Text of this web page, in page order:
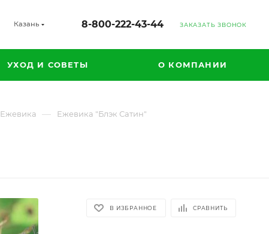
Казань 8-800-222-43-44 ЗАКАЗАТЬ ЗВОНОК
УХОД И СОВЕТЫ О КОМПАНИИ
Ежевика — Ежевика "Блэк Сатин"
В ИЗБРАННОЕ СРАВНИТЬ